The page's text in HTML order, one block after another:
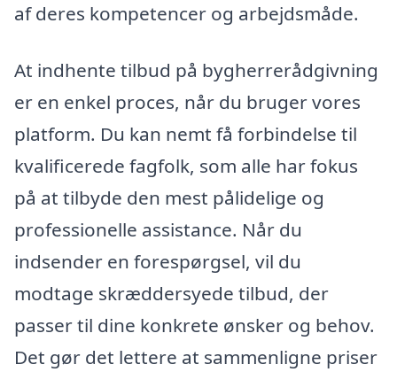
af deres kompetencer og arbejdsmåde.
At indhente tilbud på bygherrerådgivning
er en enkel proces, når du bruger vores
platform. Du kan nemt få forbindelse til
kvalificerede fagfolk, som alle har fokus
på at tilbyde den mest pålidelige og
professionelle assistance. Når du
indsender en forespørgsel, vil du
modtage skræddersyede tilbud, der
passer til dine konkrete ønsker og behov.
Det gør det lettere at sammenligne priser